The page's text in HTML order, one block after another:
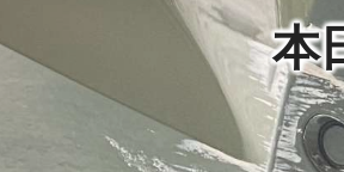
CHIP BRA
Car Purele
本